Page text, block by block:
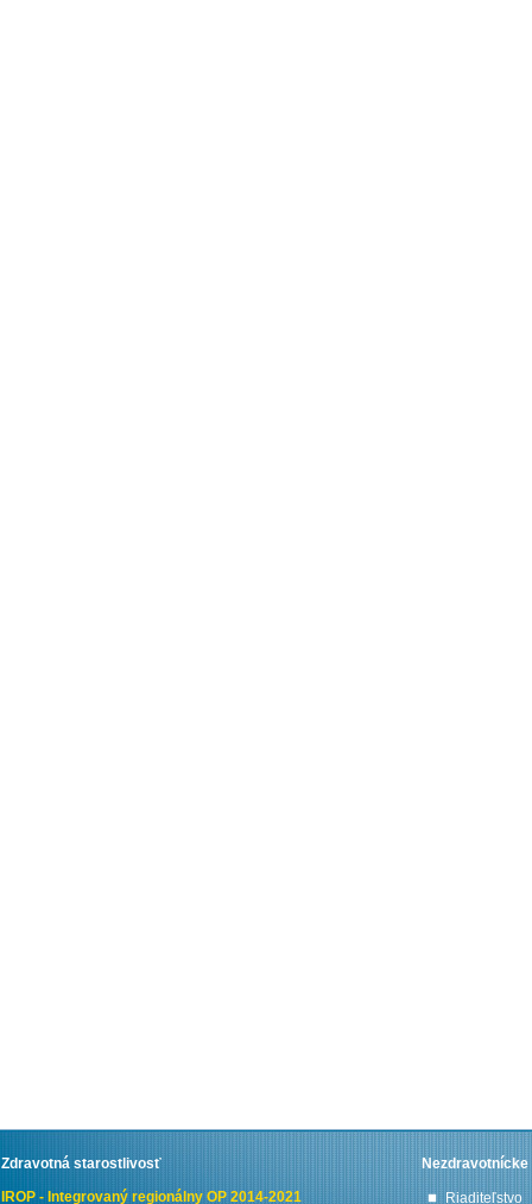
Zdravotná starostlivosť
IROP - Integrovaný regionálny OP 2014-2021
Nezdravotnícke
Riaditeľstvo